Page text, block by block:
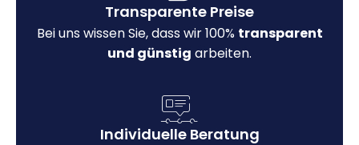
Transparente Preise
Bei uns wissen Sie, dass wir 100% transparent
und günstig arbeiten.
Individuelle Beratung